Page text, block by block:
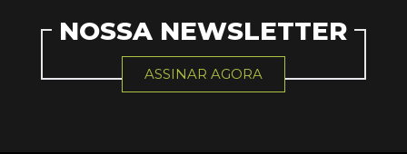
NOSSA NEWSLETTER
ASSINAR AGORA